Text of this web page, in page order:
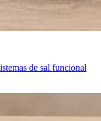
de sal funcional